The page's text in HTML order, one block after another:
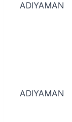
ADIYAMAN
ADIYAMAN